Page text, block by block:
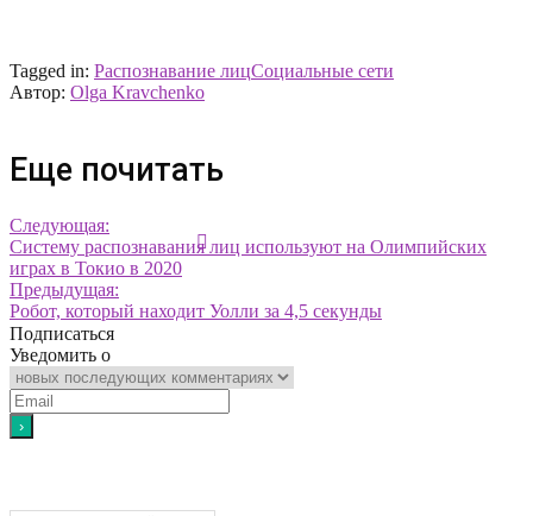
Tagged in: Распознавание лицСоциальные сети
Автор: Olga Kravchenko
Еще почитать
Следующая:
Систему распознавания лиц используют на Олимпийских
играх в Токио в 2020
Предыдущая:
Робот, который находит Уолли за 4,5 секунды
Подписаться
Уведомить о